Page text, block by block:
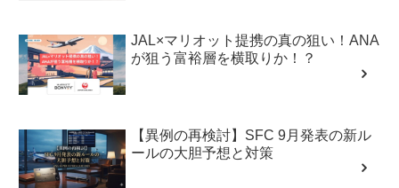
JAL×マリオット提携の真の狙い！ANA
が狙う富裕層を横取りか！？
【異例の再検討】SFC 9月発表の新ル
ールの大胆予想と対策